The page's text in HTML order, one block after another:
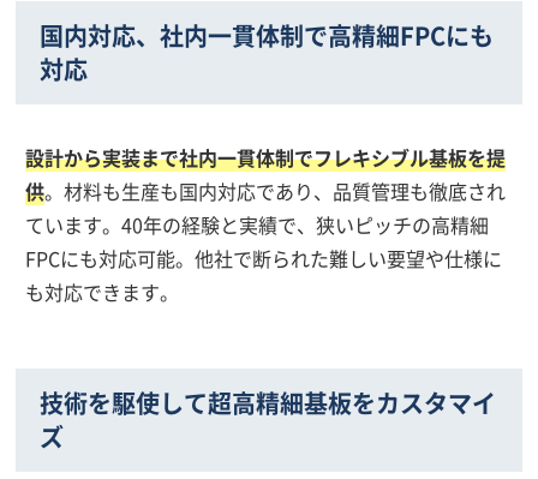
国内対応、社内一貫体制で高精細FPCにも
対応
設計から実装まで社内一貫体制でフレキシブル基板を提
供。材料も生産も国内対応であり、品質管理も徹底され
ています。40年の経験と実績で、狭いピッチの高精細
FPCにも対応可能。他社で断られた難しい要望や仕様に
も対応できます。
技術を駆使して超高精細基板をカスタマイ
ズ